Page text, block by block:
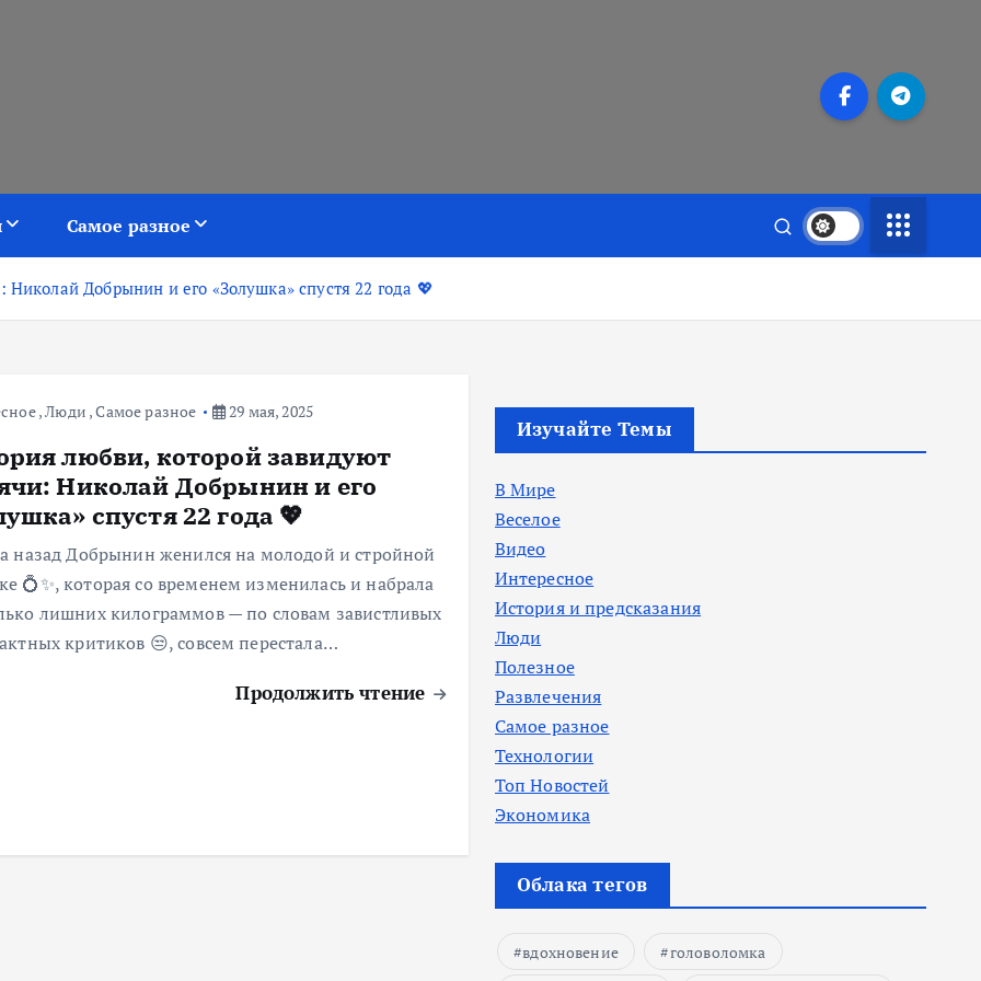
Самое разное
Добрынин и его «Золушка» спустя 22 года 💖
,Люди ,Самое разное 29 мая, 2025
любви, которой завидуют
Николай Добрынин и его
спустя 22 года 💖
назад Добрынин женился на молодой и стройной
💍✨, которая со временем изменилась и набрала
лишних килограммов — по словам завистливых
критиков 😒, совсем перестала…
Продолжить чтение
Изучайте Темы
В Мире
Веселое
Видео
Интересное
История и предсказания
Люди
Полезное
Развлечения
Самое разное
Технологии
Топ Новостей
Экономика
Облака тегов
вдохновение
головоломка